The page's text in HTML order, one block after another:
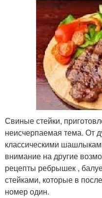
Свиные стейки,
неисчерпаемая тема. От
классическими
внимание на другие
рецепты ребрышек ,
стейками, которые в
номер один.